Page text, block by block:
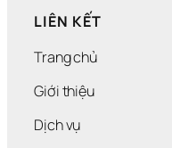
LIÊN KẾT
Trang chủ
Giới thiệu
Dịch vụ